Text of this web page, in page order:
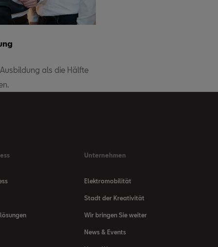
als die Hälfte
Unternehmen
Elektromobilität
Stadt der Kreativität
Wir bringen Sie weiter
News & Events